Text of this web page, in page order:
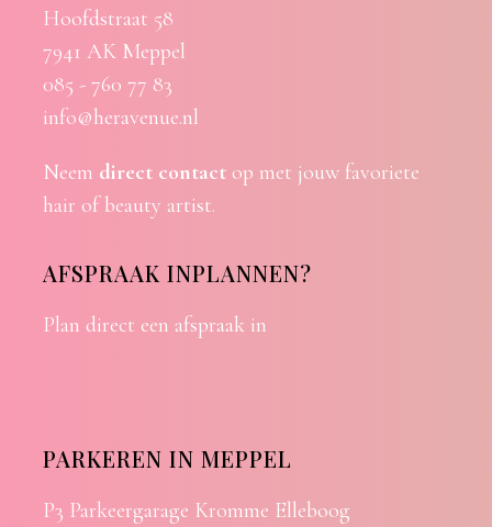
Hoofdstraat 58
7941 AK Meppel
085 - 760 77 83
info@heravenue.nl
Neem direct contactop met jouw favoriete
hair of beauty artist.
AFSPRAAK INPLANNEN?
Plan direct een afspraak in
PARKEREN IN MEPPEL
P3 Parkeergarage Kromme Elleboog